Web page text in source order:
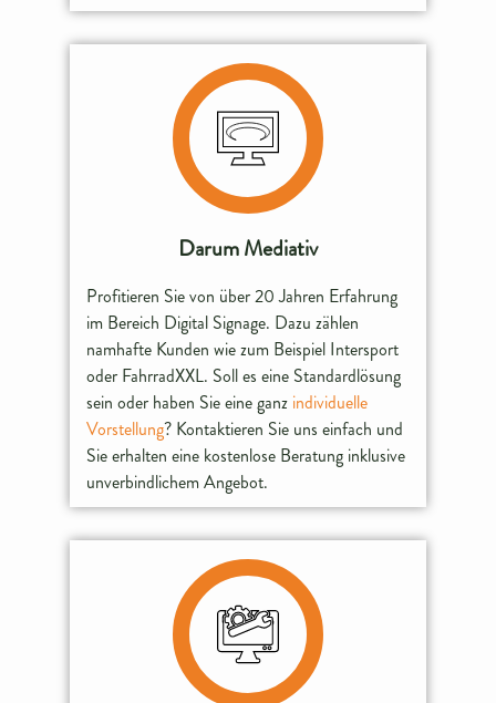
Darum Mediativ
Profitieren Sie von über 20 Jahren Erfahrung
im Bereich Digital Signage. Dazu zählen
namhafte Kunden wie zum Beispiel Intersport
oder FahrradXXL. Soll es eine Standardlösung
sein oder haben Sie eine ganz individuelle
Vorstellung? Kontaktieren Sie uns einfach und
Sie erhalten eine kostenlose Beratung inklusive
unverbindlichem Angebot.